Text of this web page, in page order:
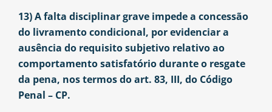
13) A falta disciplinar grave impede a concessão
do livramento condicional, por evidenciar a
ausência do requisito subjetivo relativo ao
comportamento satisfatório durante o resgate
da pena, nos termos do art. 83, III, do Código
Penal – CP.